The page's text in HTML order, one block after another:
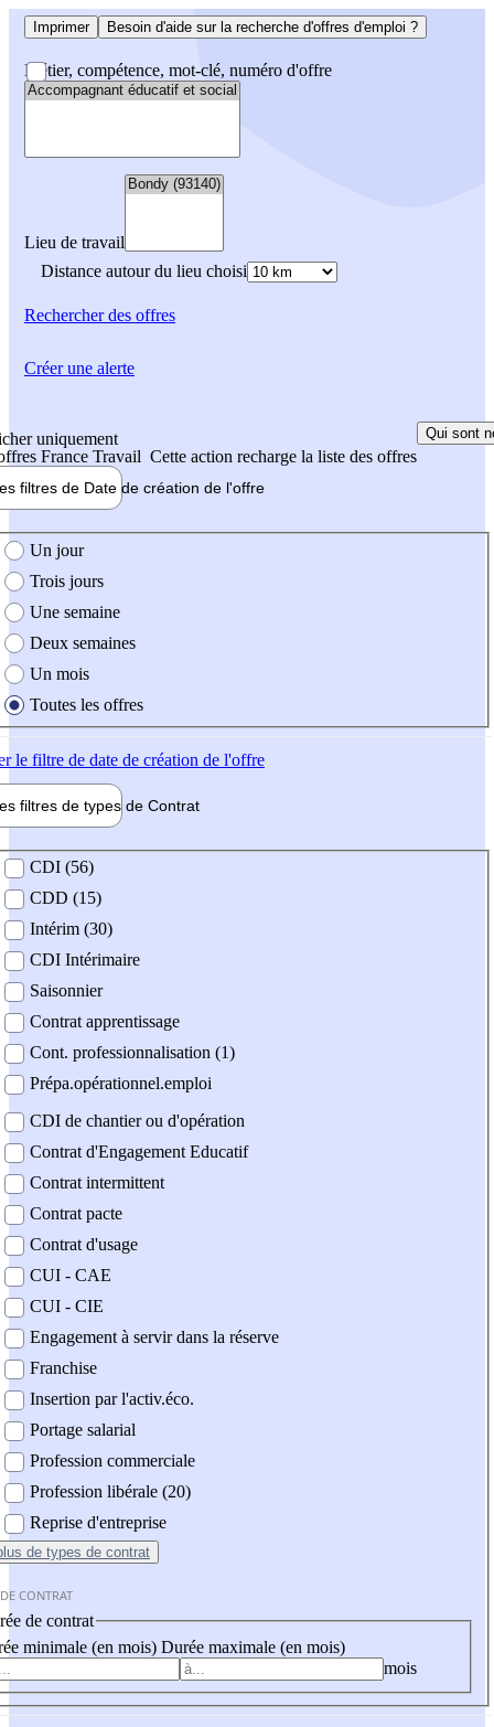
Imprimer Besoin d'aide sur la recherche d'offres d'emploi ?
Métier, compétence, mot-clé, numéro d'offre
Lieu de travail
Distance autour du lieu choisi
Rechercherdes offres
uniquement
France Travail Cette action recharge la liste des offres
Qui sont
filtres de Date de création de l'offre
création de l'offre
Un jour
Trois jours
Une semaine
Deux semaines
Un mois
Toutes les offres
le filtre de date de création de l'offre
filtres de types de Contrat
contrat
CDI (56)
CDD (15)
Intérim (30)
CDI Intérimaire
Saisonnier
Contrat apprentissage
Cont. professionnalisation (1)
Prépa.opérationnel.emploi
CDI de chantier ou d'opération
Contrat d'Engagement Educatif
Contrat intermittent
Contrat pacte
Contrat d'usage
CUI - CAE
CUI - CIE
Engagement à servir dans la réserve
Franchise
Insertion par l'activ.éco.
Portage salarial
Profession commerciale
Profession libérale (20)
Reprise d'entreprise
de types de contrat
CONTRAT
de contrat
minimale (en mois) Durée maximale (en mois)
mois
Créer une alerte